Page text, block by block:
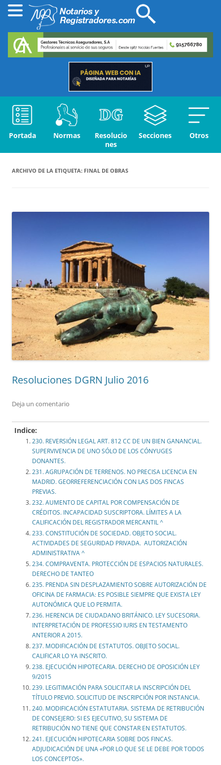
Portada Normas
Resolucio
nes
Secciones Otros
ARCHIVO DE LA ETIQUETA: FINAL DE OBRAS
Resoluciones DGRN Julio 2016
Deja un comentario
Indice:
230. REVERSIÓN LEGAL ART. 812 CC DE UN BIEN GANANCIAL.
SUPERVIVENCIA DE UNO SÓLO DE LOS CÓNYUGES
DONANTES.
231. AGRUPACIÓN DE TERRENOS. NO PRECISA LICENCIA EN
MADRID. GEORREFERENCIACIÓN CON LAS DOS FINCAS
PREVIAS.
232. AUMENTO DE CAPITAL POR COMPENSACIÓN DE
CRÉDITOS. INCAPACIDAD SUSCRIPTORA. LÍMITES A LA
CALIFICACIÓN DEL REGISTRADOR MERCANTIL ^
233. CONSTITUCIÓN DE SOCIEDAD. OBJETO SOCIAL.
ACTIVIDADES DE SEGURIDAD PRIVADA. AUTORIZACIÓN
ADMINISTRATIVA ^
234. COMPRAVENTA. PROTECCIÓN DE ESPACIOS NATURALES.
DERECHO DE TANTEO
235. PRENDA SIN DESPLAZAMIENTO SOBRE AUTORIZACIÓN DE
OFICINA DE FARMACIA: ES POSIBLE SIEMPRE QUE EXISTA LEY
AUTONÓMICA QUE LO PERMITA.
236. HERENCIA DE CIUDADANO BRITÁNICO. LEY SUCESORIA.
INTERPRETACIÓN DE PROFESSIO IURIS EN TESTAMENTO
ANTERIOR A 2015.
237. MODIFICACIÓN DE ESTATUTOS. OBJETO SOCIAL.
CALIFICAR LO YA INSCRITO.
238. EJECUCIÓN HIPOTECARIA. DERECHO DE OPOSICIÓN LEY
9/2015
239. LEGITIMACIÓN PARA SOLICITAR LA INSCRIPCIÓN DEL
TÍTULO PREVIO. SOLICITUD DE INSCRIPCIÓN POR INSTANCIA.
240. MODIFICACIÓN ESTATUTARIA. SISTEMA DE RETRIBUCIÓN
DE CONSEJERO: SI ES EJECUTIVO, SU SISTEMA DE
RETRIBUCIÓN NO TIENE QUE CONSTAR EN ESTATUTOS.
241. EJECUCIÓN HIPOTECARIA SOBRE DOS FINCAS.
ADJUDICACIÓN DE UNA «POR LO QUE SE LE DEBE POR TODOS
LOS CONCEPTOS».